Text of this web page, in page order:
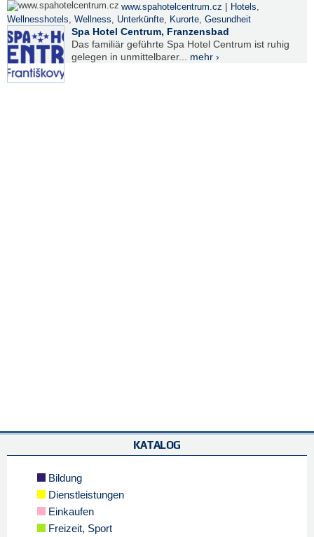
www.spahotelcentrum.cz | Hotels,
Wellnesshotels, Wellness, Unterkünfte, Kurorte, Gesundheit
Spa Hotel Centrum, Franzensbad
Das familiär geführte Spa Hotel Centrum ist ruhig
gelegen in unmittelbarer... mehr ›
KATALOG
Bildung
Dienstleistungen
Einkaufen
Freizeit, Sport